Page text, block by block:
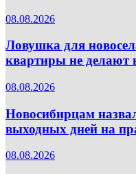
08.08.2026
Ловушка для
квартиры не делают
08.08.2026
Новосибирцам
выходных дней на
08.08.2026